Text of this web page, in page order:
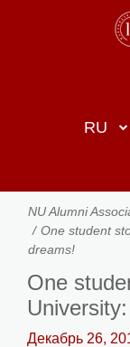
RU
NU Alumni
One student
dreams!
One
Декабрь 26,